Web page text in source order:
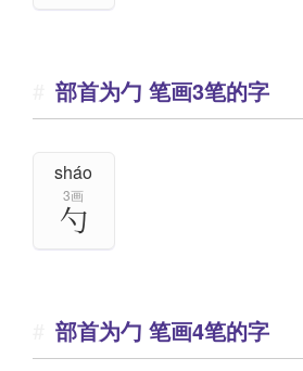
部首为勹 笔画3笔的字
sháo
3画
勺
部首为勹 笔画4笔的字